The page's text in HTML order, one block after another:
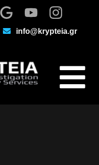
info@krypteia.gr